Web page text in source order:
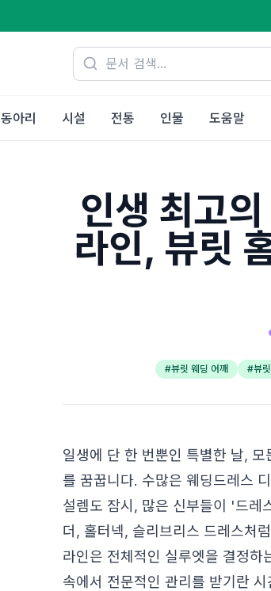
동아리 시설 전통 인물 도움말
인생 최고
라인, 뷰릿
#뷰릿 웨딩 어깨 #뷰
일생에 단 한 번뿐인 특별한 날,
를 꿈꿉니다. 수많은 웨딩드레스
설렘도 잠시, 많은 신부들이 '드레
더, 홀터넥, 슬리브리스 드레스처
라인은 전체적인 실루엣을 결정하
속에서 전문적인 관리를 받기란